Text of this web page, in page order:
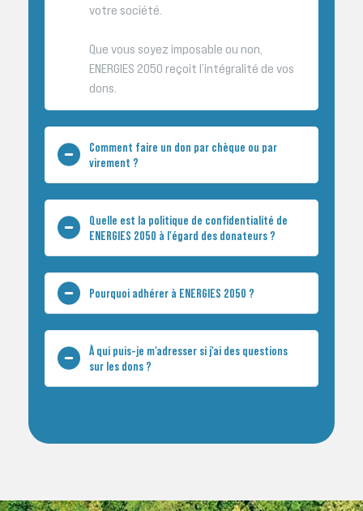
votre société.
Que vous soyez imposable ou non,
ENERGIES 2050 reçoit l’intégralité de vos
dons.
Comment faire un don par chèque ou par
virement ?
Quelle est la politique de confidentialité de
ENERGIES 2050 à l'égard des donateurs ?
Pourquoi adhérer à ENERGIES 2050 ?
À qui puis-je m'adresser si j'ai des questions
sur les dons ?